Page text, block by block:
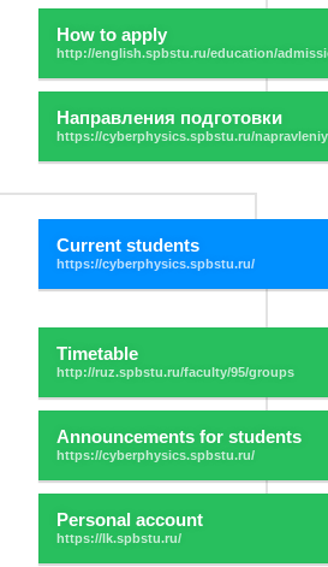
How to apply
Направления подготовки
Current students
Timetable
Announcements for students
Personal account